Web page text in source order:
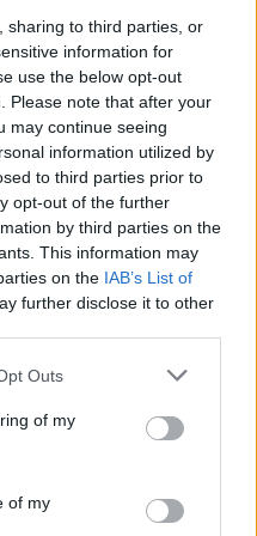
sharing to third parties, or
information for
use the below opt-out
Please note that after your
may continue seeing
information utilized by
to third parties prior to
opt-out of the further
by third parties on the
This information may
on the IAB’s List of
further disclose it to other
Outs
of my
of my
coinvolgente per
alle nuove caratteristiche di
ancora meglio che in passato
per i modelli precedenti, si
da vista. I naselli sono flessibili,
vestibilità ottimale.
2021
di unIntelligent Controllercon
con software
Controller è compatibile con
di touchscreen integrato,
espandibile fino a 2 TB e
bussola, accelerometro,